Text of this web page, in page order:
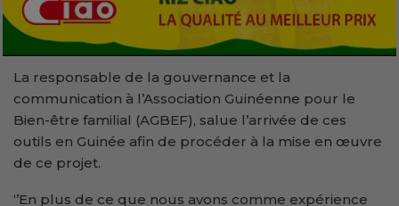
La responsable de la gouvernance et la
communication à l’Association Guinéenne pour le
Bien-être familial (AGBEF), salue l’arrivée de ces
outils en Guinée afin de procéder à la mise en œuvre
de ce projet.
‘’En plus de ce que nous avons comme expérience